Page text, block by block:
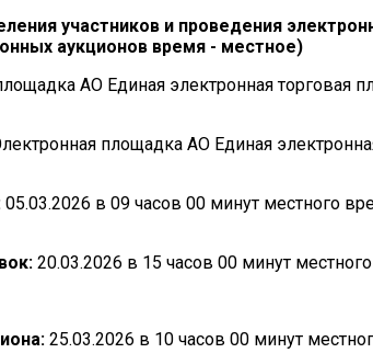
участников и проведения
аукционов время - местное)
АО Единая электронная торговая
площадка АО Единая
05.03.2026 в 09 часов 00 минут местного
20.03.2026 в 15 часов 00 минут
25.03.2026 в 10 часов 00 минут